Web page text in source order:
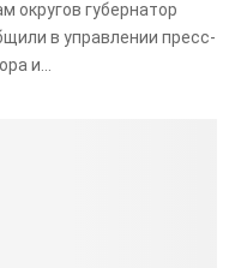
округов губернатор
в управлении пресс-
и...